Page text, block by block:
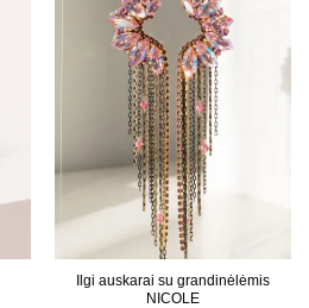
Ilgi auskarai su grandinėlėmis
NICOLE